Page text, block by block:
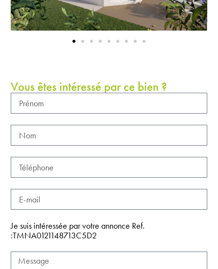
Vous êtes intéressé par ce bien ?
Je suis intéressée par votre annonce Ref.
:TMNA0121148713C5D2